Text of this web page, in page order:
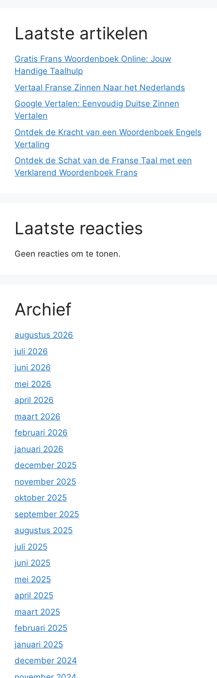
Laatste artikelen
Gratis Frans Woordenboek Online: Jouw
Handige Taalhulp
Vertaal Franse Zinnen Naar het Nederlands
Google Vertalen: Eenvoudig Duitse Zinnen
Vertalen
Ontdek de Kracht van een Woordenboek Engels
Vertaling
Ontdek de Schat van de Franse Taal met een
Verklarend Woordenboek Frans
Laatste reacties
Geen reacties om te tonen.
Archief
augustus 2026
juli 2026
juni 2026
mei 2026
april 2026
maart 2026
februari 2026
januari 2026
december 2025
november 2025
oktober 2025
september 2025
augustus 2025
juli 2025
juni 2025
mei 2025
april 2025
maart 2025
februari 2025
januari 2025
december 2024